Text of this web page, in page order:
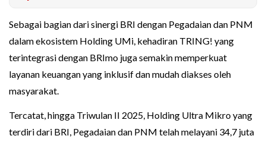
Sebagai bagian dari sinergi BRI dengan Pegadaian dan PNM
dalam ekosistem Holding UMi, kehadiran TRING! yang
terintegrasi dengan BRImo juga semakin memperkuat
layanan keuangan yang inklusif dan mudah diakses oleh
masyarakat.
Tercatat, hingga Triwulan II 2025, Holding Ultra Mikro yang
terdiri dari BRI, Pegadaian dan PNM telah melayani 34,7 juta